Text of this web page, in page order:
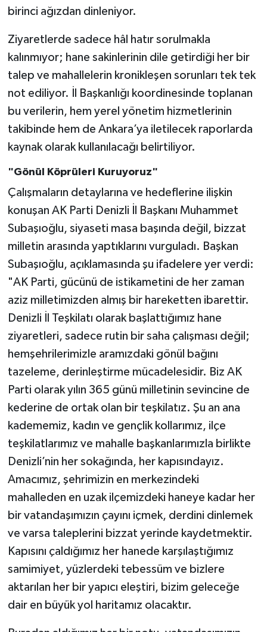
birinci ağızdan dinleniyor.
Ziyaretlerde sadece hâl hatır sorulmakla
kalınmıyor; hane sakinlerinin dile getirdiği her bir
talep ve mahallelerin kronikleşen sorunları tek tek
not ediliyor. İl Başkanlığı koordinesinde toplanan
bu verilerin, hem yerel yönetim hizmetlerinin
takibinde hem de Ankara’ya iletilecek raporlarda
kaynak olarak kullanılacağı belirtiliyor.
"Gönül Köprüleri Kuruyoruz"
Çalışmaların detaylarına ve hedeflerine ilişkin
konuşan AK Parti Denizli İl Başkanı Muhammet
Subaşıoğlu, siyaseti masa başında değil, bizzat
milletin arasında yaptıklarını vurguladı. Başkan
Subaşıoğlu, açıklamasında şu ifadelere yer verdi:
"AK Parti, gücünü de istikametini de her zaman
aziz milletimizden almış bir hareketten ibarettir.
Denizli İl Teşkilatı olarak başlattığımız hane
ziyaretleri, sadece rutin bir saha çalışması değil;
hemşehrilerimizle aramızdaki gönül bağını
tazeleme, derinleştirme mücadelesidir. Biz AK
Parti olarak yılın 365 günü milletinin sevincine de
kederine de ortak olan bir teşkilatız. Şu an ana
kadememiz, kadın ve gençlik kollarımız, ilçe
teşkilatlarımız ve mahalle başkanlarımızla birlikte
Denizli’nin her sokağında, her kapısındayız.
Amacımız, şehrimizin en merkezindeki
mahalleden en uzak ilçemizdeki haneye kadar her
bir vatandaşımızın çayını içmek, derdini dinlemek
ve varsa taleplerini bizzat yerinde kaydetmektir.
Kapısını çaldığımız her hanede karşılaştığımız
samimiyet, yüzlerdeki tebessüm ve bizlere
aktarılan her bir yapıcı eleştiri, bizim geleceğe
dair en büyük yol haritamız olacaktır.